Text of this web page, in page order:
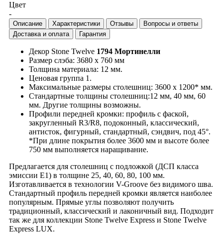
Цвет
-
Описание Характеристики Отзывы
Вопросы и ответы
Доставка и оплата
Гарантия
Декор Stone Twelve 1794 Мортинелли
Размер слэба: 3680 х 760 мм
Толщина материала: 12 мм.
Ценовая группа 1.
Максимальные размеры столешниц: 3600 х 1200* мм.
Стандартные толщины столешниц:12 мм, 40 мм, 60
мм. Другие толщины возможны.
Профили передней кромки: профиль с фаской,
закругленный R3/R8, подоконный, классический,
антисток, фигурный, стандартный, сэндвич, под 45°.
*При длине покрытия более 3600 мм и высоте более
750 мм выполняется наращивание.
Предлагается для столешниц с подложкой (ДСП класса
эмиссии Е1) в толщине 25, 40, 60, 80, 100 мм.
Изготавливается в технологии V-Groove без видимого шва.
Стандартный профиль передней кромки является наиболее
популярным. Прямые углы позволяют получить
традиционный, классический и лаконичный вид. Подходит
так же для коллекции Stone Twelve Express и Stone Twelve
Express LUX.